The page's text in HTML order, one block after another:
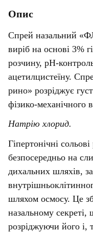
Опис
Спрей назальний
виріб на основі 3%
розчину, рН-
ацетилцистеїну.
рино» розріджує
фізико-механічного
Натрію хлорид.
Гіпертонічні
безпосередньо на
дихальних шляхів,
шляхом осмосу. Це
назальному секреті,
розріджуючи його